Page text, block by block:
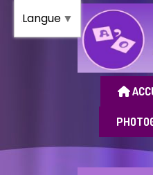
Langue ▼
Panneau de gestion des cookies